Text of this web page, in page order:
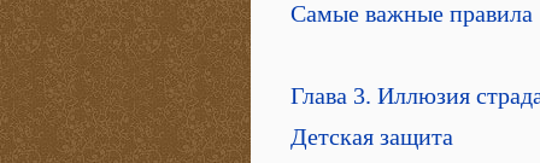
Самые важные правила
Глава 3. Иллюзия
Детская защита